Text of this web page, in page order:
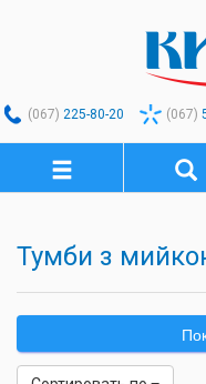
(067) 225-80-20 (067)
Тумби з